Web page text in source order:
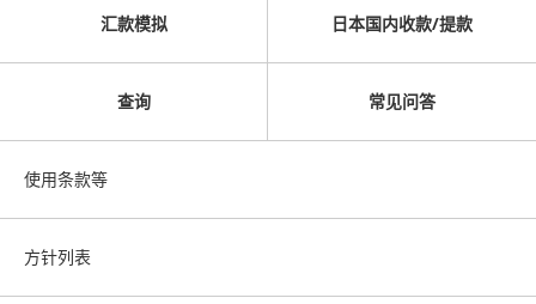
汇款模拟 日本国内收款/提款
查询 常见问答
使用条款等
方针列表